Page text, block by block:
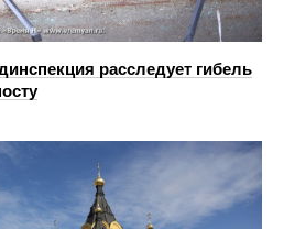
расследует гибель